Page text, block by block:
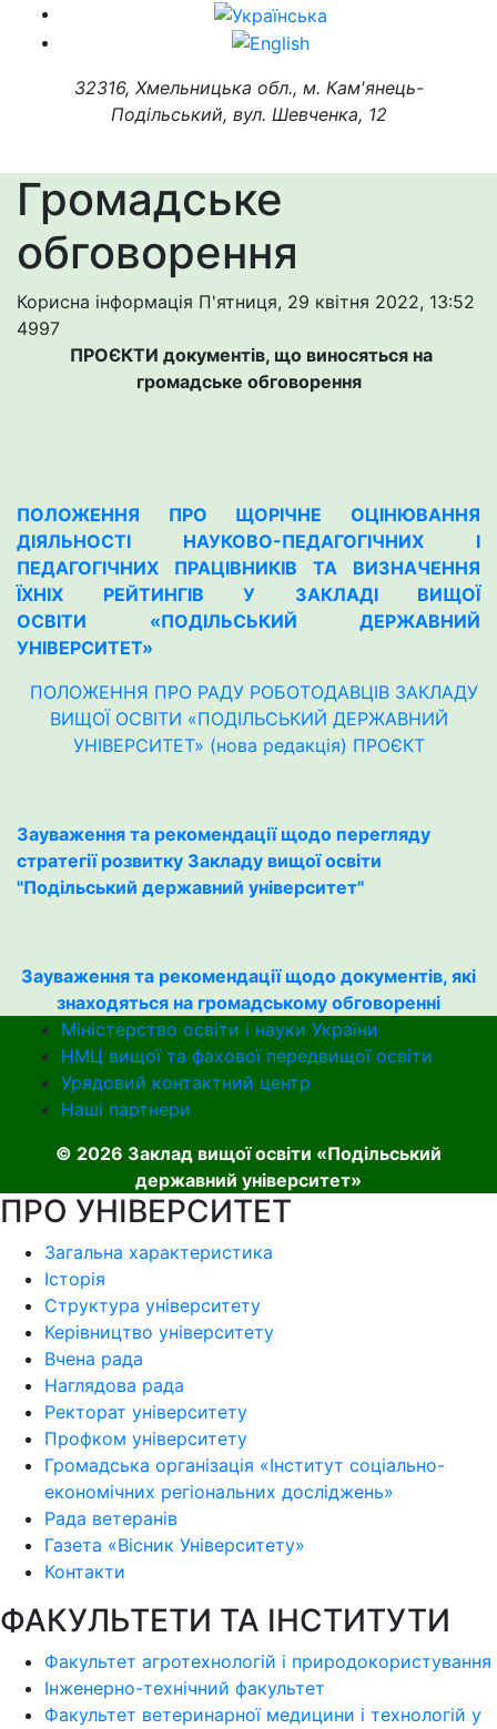
32316, Хмельницька обл., м. Кам'янець-
Подільський, вул. Шевченка, 12
Громадське
обговорення
Корисна інформація П'ятниця, 29 квітня 2022, 13:52
4997
ПРОЄКТИ документів, що виносяться на
громадське обговорення
ПОЛОЖЕННЯ ПРО ЩОРІЧНЕ ОЦІНЮВАННЯ
ДІЯЛЬНОСТІ НАУКОВО-ПЕДАГОГІЧНИХ І
ПЕДАГОГІЧНИХ ПРАЦІВНИКІВ ТА ВИЗНАЧЕННЯ
ЇХНІХ РЕЙТИНГІВ У ЗАКЛАДІ ВИЩОЇ
ОСВІТИ «ПОДІЛЬСЬКИЙ ДЕРЖАВНИЙ
УНІВЕРСИТЕТ»
ПОЛОЖЕННЯ ПРО РАДУ РОБОТОДАВЦІВ ЗАКЛАДУ
ВИЩОЇ ОСВІТИ «ПОДІЛЬСЬКИЙ ДЕРЖАВНИЙ
УНІВЕРСИТЕТ» (нова редакція) ПРОЄКТ
Зауваження та рекомендації щодо перегляду
стратегії розвитку Закладу вищої освіти
"Подільський державний університет"
Зауваження та рекомендації щодо документів, які
знаходяться на громадському обговоренні
Міністерство освіти і науки України
НМЦ вищої та фахової передвищої освіти
Урядовий контактний центр
Наші партнери
© 2026 Заклад вищої освіти «Подільський
державний університет»
ПРО УНІВЕРСИТЕТ
Загальна характеристика
Історія
Структура університету
Керівництво університету
Вчена рада
Наглядова рада
Ректорат університету
Профком університету
Громадська організація «Інститут соціально-
економічних регіональних досліджень»
Рада ветеранів
Газета «Вісник Університету»
Контакти
ФАКУЛЬТЕТИ ТА ІНСТИТУТИ
Факультет агротехнологій і природокористування
Інженерно-технічний факультет
Факультет ветеринарної медицини і технологій у